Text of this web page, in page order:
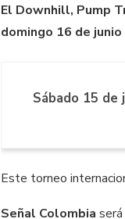
El Downhill, Pump
domingo 16 de
Sábado 15
Este torneo
Señal Colombia